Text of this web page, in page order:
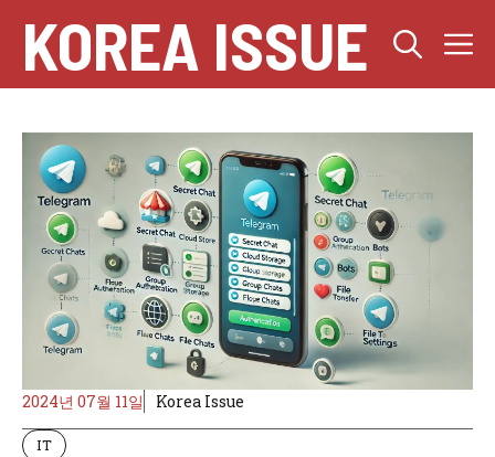
로
KOREA ISSUE
2024년 07월 11일 Korea Issue
IT